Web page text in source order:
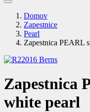
Domov
Zapestnice
Pearl
Zapestnica PEARL
Zapestnica
white pearl